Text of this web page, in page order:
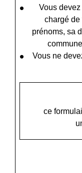
Vous
chargé de
prénoms, sa
Vous ne
ce